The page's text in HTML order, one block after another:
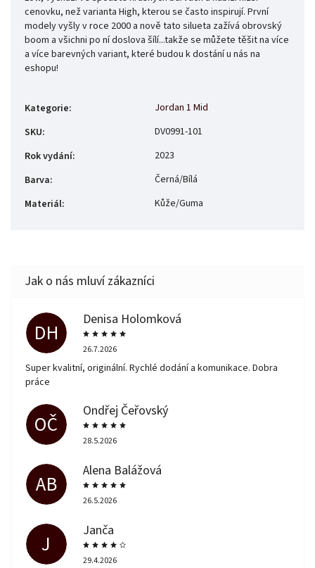
cenovku, než varianta High, kterou se často inspirují. První
modely vyšly v roce 2000 a nově tato silueta zažívá obrovský
boom a všichni po ní doslova šílí...takže se můžete těšit na více
a více barevných variant, které budou k dostání u nás na
eshopu!
Kategorie:
Jordan 1 Mid
SKU:
DV0991-101
Rok vydání:
2023
Barva:
Černá/Bílá
Materiál: Kůže/Guma
DH
Denisa Holomková
26.7.2026
Super kvalitní, originální. Rychlé dodání a komunikace. Dobra
práce
OČ
Ondřej Čeřovský
28.5.2026
AB
Alena Balážová
26.5.2026
J
Janča
29.4.2026